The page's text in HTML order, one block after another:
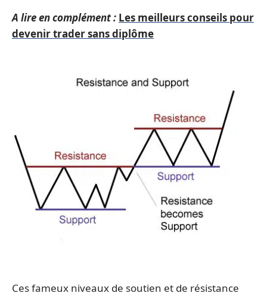
A lire en complément : Les meilleurs conseils pour
devenir trader sans diplôme
Ces fameux niveaux de soutien et de résistance